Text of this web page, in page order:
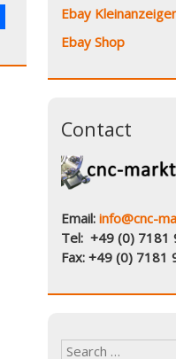
Ebay
Ebay Shop
Contact
Email: info@cnc-
Tel: +49 (0) 7181
Fax: +49 (0) 7181